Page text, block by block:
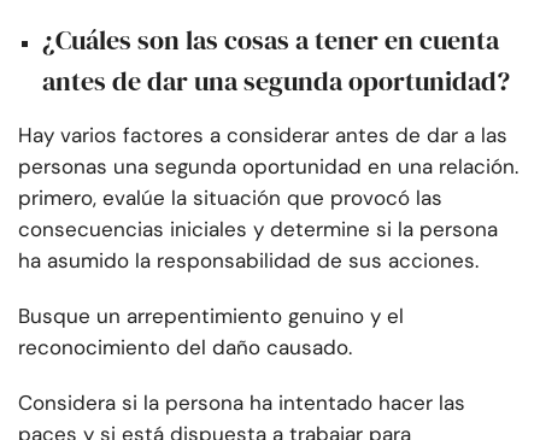
¿Cuáles son las cosas a tener en cuenta
antes de dar una segunda oportunidad?
Hay varios factores a considerar antes de dar a las
personas una segunda oportunidad en una relación.
primero, evalúe la situación que provocó las
consecuencias iniciales y determine si la persona
ha asumido la responsabilidad de sus acciones.
Busque un arrepentimiento genuino y el
reconocimiento del daño causado.
Considera si la persona ha intentado hacer las
paces y si está dispuesta a trabajar para